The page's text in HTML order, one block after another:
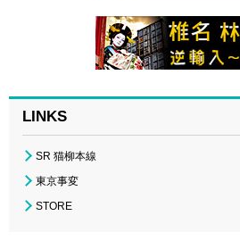
LINKS
SR 猫柳本線
東京事変
STORE